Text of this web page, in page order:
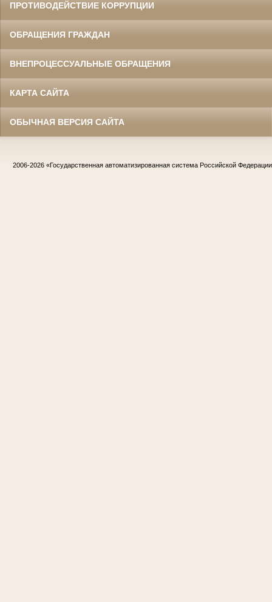
ПРОТИВОДЕЙСТВИЕ КОРРУПЦИИ
ОБРАЩЕНИЯ ГРАЖДАН
ВНЕПРОЦЕССУАЛЬНЫЕ ОБРАЩЕНИЯ
КАРТА САЙТА
ОБЫЧНАЯ ВЕРСИЯ САЙТА
2006-2026 «Государственная автоматизированная система Российской